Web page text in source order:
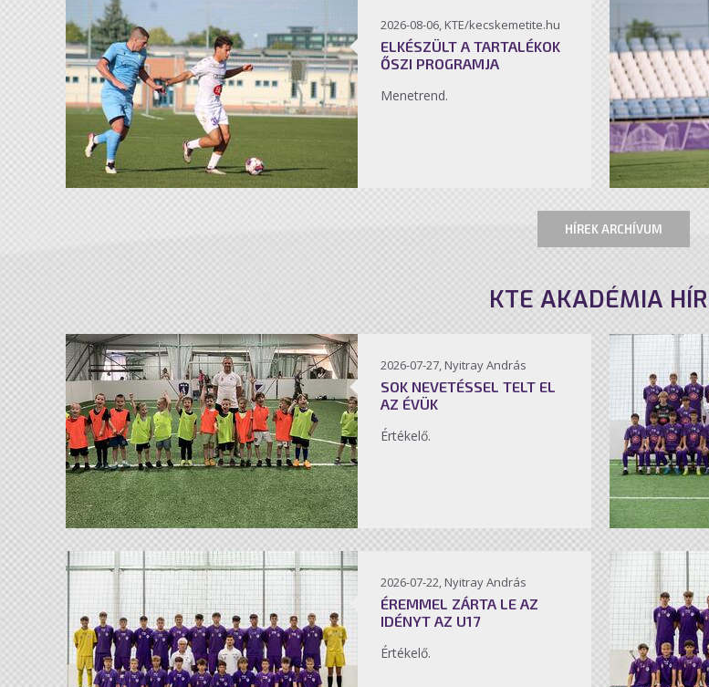
2026-08-06, KTE/kecskemetite.hu
ELKÉSZÜLT A TARTALÉKOK
ŐSZI PROGRAMJA
Menetrend.
HÍREK ARCHÍVUM
KTE AKADÉMIA
2026-07-27, Nyitray András
SOK NEVETÉSSEL TELT EL
AZ ÉVÜK
Értékelő.
2026-07-22, Nyitray András
ÉREMMEL ZÁRTA LE AZ
IDÉNYT AZ U17
Értékelő.